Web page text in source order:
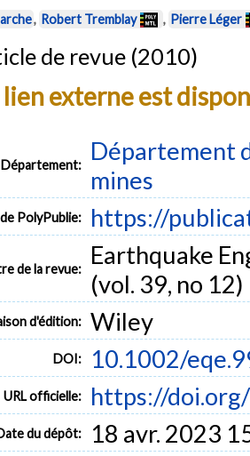
, Robert Tremblay , Pierre Léger
de revue (2010)
externe est
Département:
Département
mines
PolyPublie: https://
de la revue:
Earthquake
(vol. 39, no 12)
d'édition: Wiley
DOI: 10.1002/
URL officielle: https://
du dépôt: 18 avr. 2023